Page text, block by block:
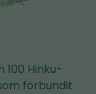
Hinku-
förbundit